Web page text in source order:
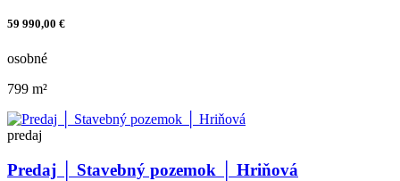
59 990,00 €
osobné
799 m²
predaj
Predaj │ Stavebný pozemok │ Hriňová